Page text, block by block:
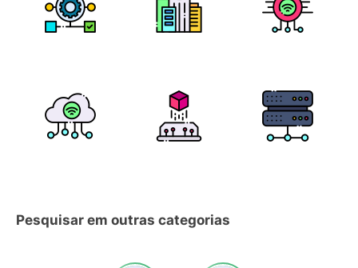
Pesquisar em outras categorias